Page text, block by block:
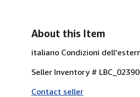
About this Item
italiano Condizioni
Seller Inventory #
Contact seller